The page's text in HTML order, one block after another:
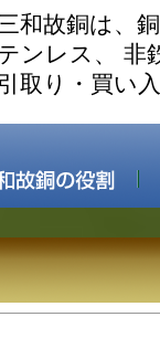
和故銅は、
ンレス、 非
取り・買い